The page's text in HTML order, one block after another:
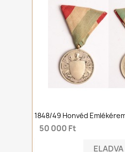
1848/49 Honvéd
50 000 Ft
ELADVA